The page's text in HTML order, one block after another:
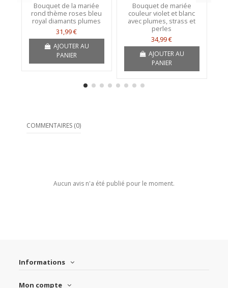
Bouquet de la mariée
rond thème roses bleu
royal diamants plumes
31,99 €
AJOUTER AU
PANIER
Bouquet de mariée
couleur violet et blanc
avec plumes, strass et
perles
34,99 €
AJOUTER AU
PANIER
COMMENTAIRES (0)
Aucun avis n'a été publié pour le moment.
Informations
Mon compte